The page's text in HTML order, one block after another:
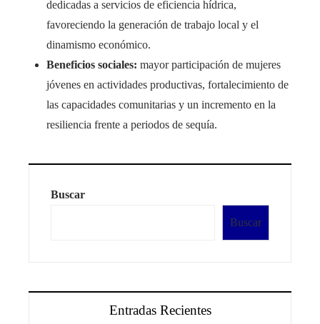
dedicadas a servicios de eficiencia hídrica,
favoreciendo la generación de trabajo local y el
dinamismo económico.
Beneficios sociales: mayor participación de mujeres
jóvenes en actividades productivas, fortalecimiento de
las capacidades comunitarias y un incremento en la
resiliencia frente a periodos de sequía.
Buscar
Buscar
Entradas Recientes